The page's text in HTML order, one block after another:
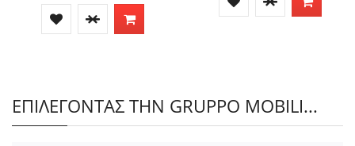
ΕΠΙΛΕΓΟΝΤΑΣ ΤΗΝ GRUPPO MOBILI...